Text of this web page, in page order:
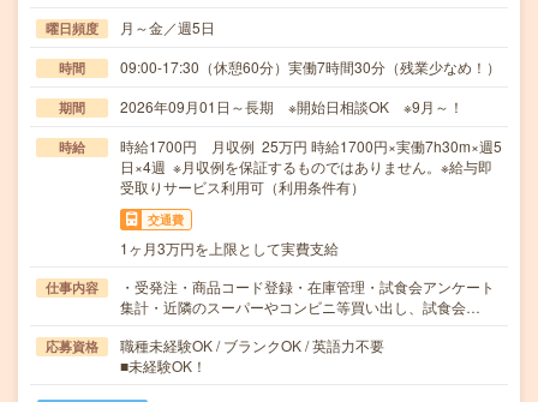
曜日頻度 月～金／週5日
時間 09:00-17:30（休憩60分）実働7時間30分（残業少なめ！）
期間 2026年09月01日～長期 ※開始日相談OK ※9月～！
時給
時給1700円 月収例 25万円 時給1700円×実働7h30m×週5
日×4週 ※月収例を保証するものではありません。※給与即
受取りサービス利用可（利用条件有）
交通費
1ヶ月3万円を上限として実費支給
仕事内容
・受発注・商品コード登録・在庫管理・試食会アンケート
集計・近隣のスーパーやコンビニ等買い出し、試食会…
応募資格
職種未経験OK / ブランクOK / 英語力不要
■未経験OK！